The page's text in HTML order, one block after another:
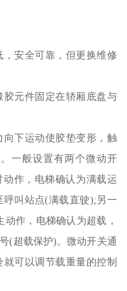
安全可靠，但更换维修
元件固定在轿厢底盘与
下运动使胶垫变形，触
一般设置有两个微动开
作，电梯确认为满载运
叫站点(满载直驶);另一
作，电梯确认为超载，
(超载保护)。微动开关通
可以调节载重量的控制